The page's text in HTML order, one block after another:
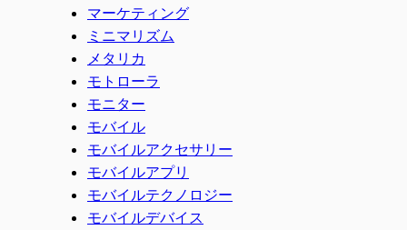
マーケティング
ミニマリズム
メタリカ
モトローラ
モニター
モバイル
モバイルアクセサリー
モバイルアプリ
モバイルテクノロジー
モバイルデバイス